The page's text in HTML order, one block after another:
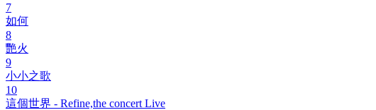
7
如何
8
艷火
9
小小之歌
10
這個世界 - Refine,the concert Live